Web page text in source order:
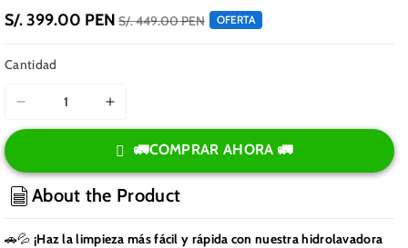
S/. 399.00 PEN S/. 449.00 PEN OFERTA
Cantidad
Reducir
cantidad
Hidrolavadora
1450w
+
Champunera
Aumentar
cantidad
para
Hidrolavadora
1450w
Champunera
🚛COMPRAR AHORA 🚛
About the Product
🚗💦 ¡Haz la limpieza más fácil y rápida con nuestra hidrolavadora